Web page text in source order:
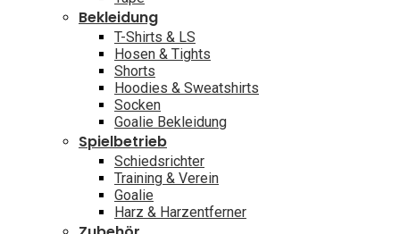
Bekleidung
T-Shirts & LS
Hosen & Tights
Shorts
Hoodies & Sweatshirts
Socken
Goalie Bekleidung
Spielbetrieb
Schiedsrichter
Training & Verein
Goalie
Harz & Harzentferner